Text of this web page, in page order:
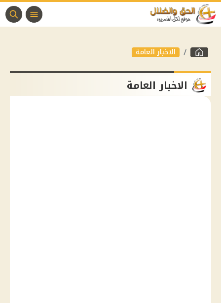
الاخبار العامة
الاخبار العامة